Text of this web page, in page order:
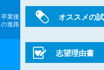
卒業後
の進路
オススメの
志望理由書